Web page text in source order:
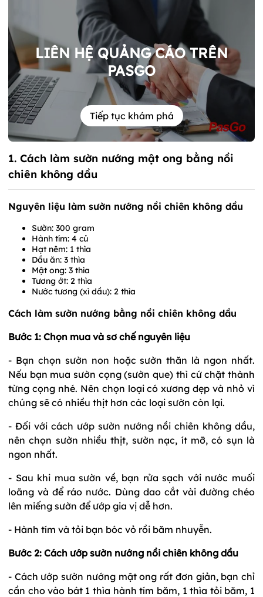
LIÊN HỆ QUẢNG CÁO TRÊN
PASGO
Tiếp tục khám phá
1. Cách làm sườn nướng mật ong bằng nồi
chiên không dầu
Nguyên liệu làm sườn nướng nồi chiên không dầu
Sườn: 300 gram
Hành tím: 4 củ
Hạt nêm: 1 thìa
Dầu ăn: 3 thìa
Mật ong: 3 thìa
Tương ớt: 2 thìa
Nước tương (xì dầu): 2 thìa
Cách làm sườn nướng bằng nồi chiên không dầu
Bước 1: Chọn mua và sơ chế nguyên liệu
- Bạn chọn sườn non hoặc sườn thăn là ngon nhất.
Nếu bạn mua sườn cọng (sườn que) thì cứ chặt thành
từng cọng nhé. Nên chọn loại có xương dẹp và nhỏ vì
chúng sẽ có nhiều thịt hơn các loại sườn còn lại.
- Đối với cách ướp sườn nướng nồi chiên không dầu,
nên chọn sườn nhiều thịt, sườn nạc, ít mỡ, có sụn là
ngon nhất.
- Sau khi mua sườn về, bạn rửa sạch với nước muối
loãng và để ráo nước. Dùng dao cắt vài đường chéo
lên miếng sườn để ướp gia vị dễ hơn.
- Hành tím và tỏi bạn bóc vỏ rồi băm nhuyễn.
Bước 2: Cách ướp sườn nướng nồi chiên không dầu
- Cách ướp sườn nướng mật ong rất đơn giản, bạn chỉ
cần cho vào bát 1 thìa hành tím băm, 1 thìa tỏi băm, 1